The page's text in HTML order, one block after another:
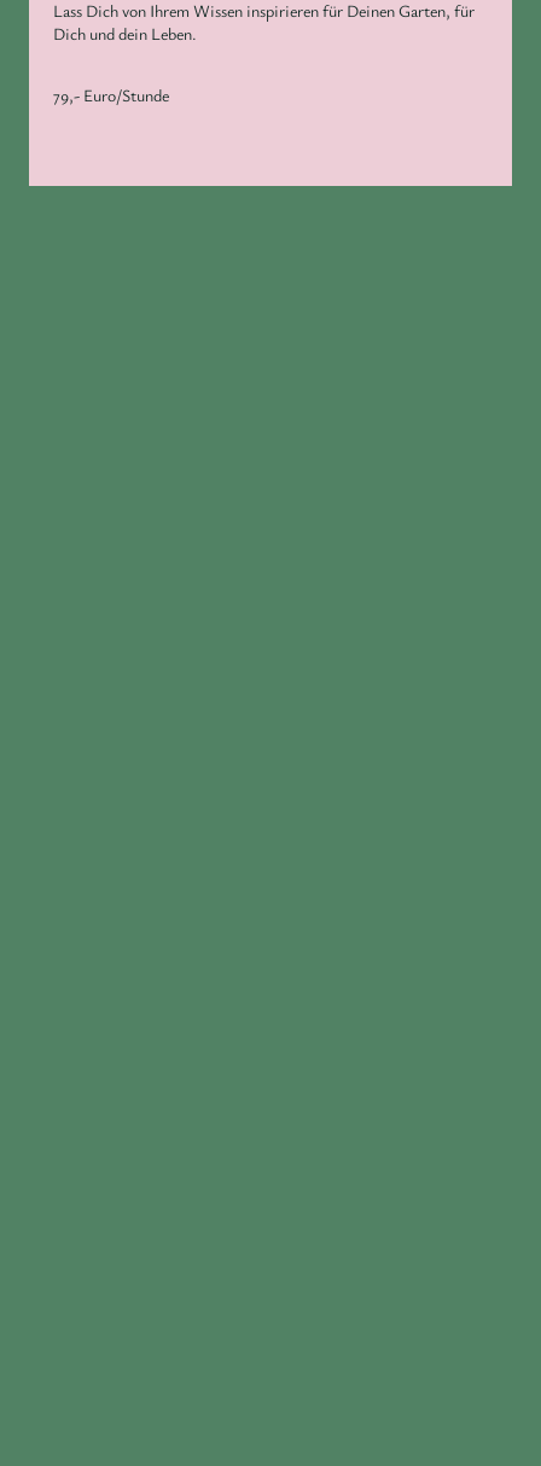
Lass Dich von Ihrem Wissen inspirieren für Deinen Garten, für
Dich und dein Leben.
79,- Euro/Stunde